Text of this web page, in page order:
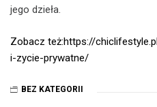
jego dzieła.
Zobacz też:https://
i-zycie-prywatne/
BEZ KATEGORII